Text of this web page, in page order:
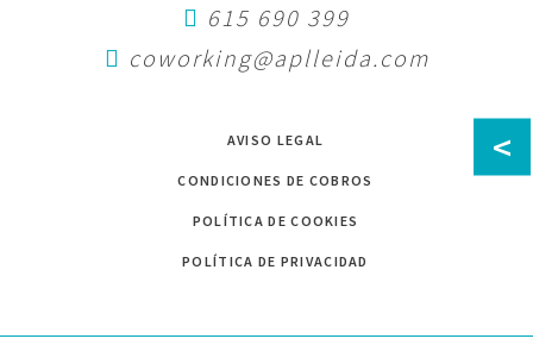
615 690 399
coworking@aplleida.com
AVISO LEGAL
CONDICIONES DE COBROS
POLÍTICA DE COOKIES
POLÍTICA DE PRIVACIDAD
<